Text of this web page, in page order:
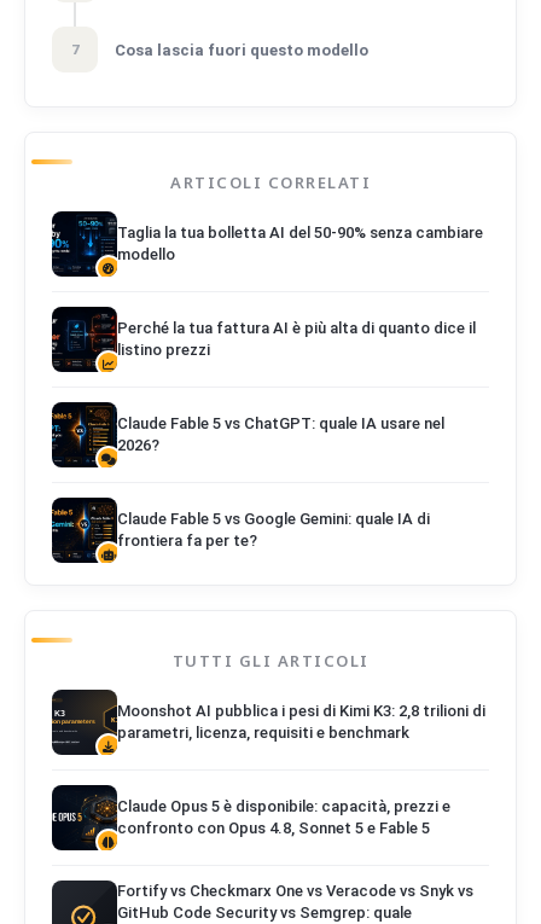
7 Cosa lascia fuori questo modello
ARTICOLI CORRELATI
Taglia la tua bolletta AI del 50-90% senza cambiare
modello
Perché la tua fattura AI è più alta di quanto dice il
listino prezzi
Claude Fable 5 vs ChatGPT: quale IA usare nel
2026?
Claude Fable 5 vs Google Gemini: quale IA di
frontiera fa per te?
TUTTI GLI ARTICOLI
Moonshot AI pubblica i pesi di Kimi K3: 2,8 trilioni di
parametri, licenza, requisiti e benchmark
Claude Opus 5 è disponibile: capacità, prezzi e
confronto con Opus 4.8, Sonnet 5 e Fable 5
Fortify vs Checkmarx One vs Veracode vs Snyk vs
GitHub Code Security vs Semgrep: quale